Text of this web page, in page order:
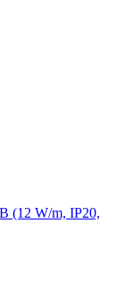
(12 W/m, IP20,